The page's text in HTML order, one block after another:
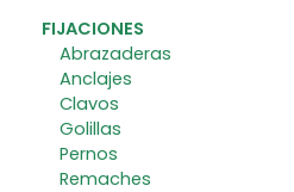
FIJACIONES
Abrazaderas
Anclajes
Clavos
Golillas
Pernos
Remaches